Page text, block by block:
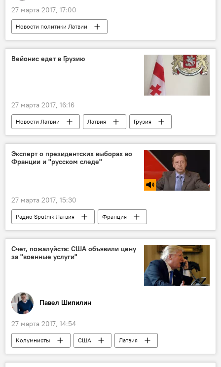
27 марта 2017, 17:00
Новости политики Латвии
Эксперты Sputnik Латвия
Колумнисты
Латвия
Вейонис едет в Грузию
27 марта 2017, 16:16
Новости Латвии Латвия
Грузия
Раймондс Вейонис
Георгий Маргвелашвили
визит
Эксперт о президентских выборах во
Франции и "русском следе"
27 марта 2017, 15:30
Радио Sputnik Латвия
Франция
Россия
Сергей Федоров
эксперт
О-ля-ля: президентские выборы во Франции - 2017
Счет, пожалуйста: США объявили цену
за "военные услуги"
Павел Шипилин
27 марта 2017, 14:54
Колумнисты США
Латвия
Эстония
Литва НАТО